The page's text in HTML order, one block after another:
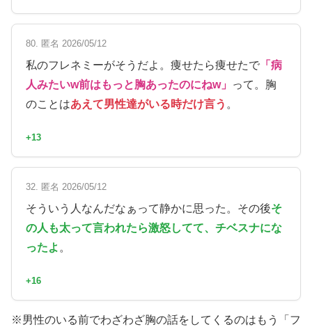
80. 匿名 2026/05/12
私のフレネミーがそうだよ。痩せたら痩せたで 「病
人みたいw前はもっと胸あったのにねw」
って。胸
のことはあえて男性達がいる時だけ言う 。
+13
32. 匿名 2026/05/12
そういう人なんだなぁって静かに思った。その後そ
の人も太って言われたら激怒してて、チベスナにな
ったよ 。
+16
※男性のいる前でわざわざ胸の話をしてくるのはもう「フ